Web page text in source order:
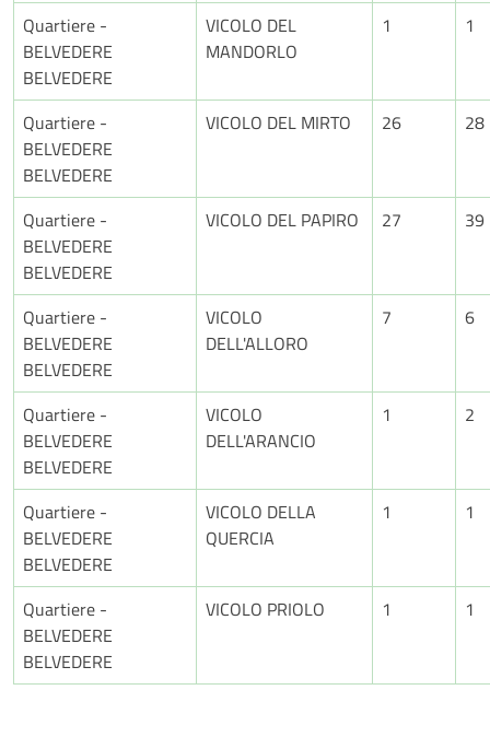
Quartiere -
BELVEDERE
BELVEDERE
VICOLO DEL
MANDORLO
1 1
Quartiere -
BELVEDERE
BELVEDERE
VICOLO DEL MIRTO 26 28
Quartiere -
BELVEDERE
BELVEDERE
VICOLO DEL PAPIRO 27 39
Quartiere -
BELVEDERE
BELVEDERE
VICOLO
DELL'ALLORO
7 6
Quartiere -
BELVEDERE
BELVEDERE
VICOLO
DELL'ARANCIO
1 2
Quartiere -
BELVEDERE
BELVEDERE
VICOLO DELLA
QUERCIA
1 1
Quartiere -
BELVEDERE
BELVEDERE
VICOLO PRIOLO 1 1